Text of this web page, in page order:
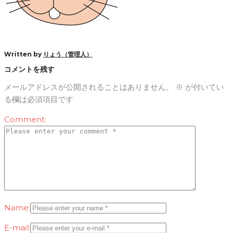
Written by りょう（管理人）
コメントを残す
メールアドレスが公開されることはありません。 ※ が付いてい
る欄は必須項目です
Comment:
Name:
E-mail: